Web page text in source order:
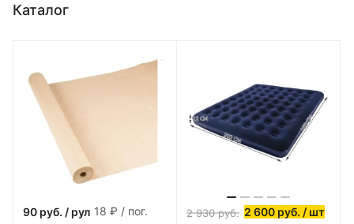
Каталог
90 руб. / рул 18 ₽ / пог.
2 930руб. 2 600 руб. / шт